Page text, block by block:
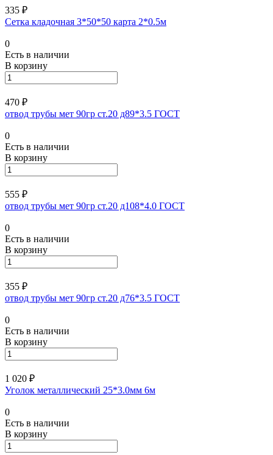
335 ₽
Сетка кладочная 3*50*50 карта 2*0.5м
0
Есть в наличии
В корзину
470 ₽
отвод трубы мет 90гр ст.20 д89*3.5 ГОСТ
0
Есть в наличии
В корзину
555 ₽
отвод трубы мет 90гр ст.20 д108*4.0 ГОСТ
0
Есть в наличии
В корзину
355 ₽
отвод трубы мет 90гр ст.20 д76*3.5 ГОСТ
0
Есть в наличии
В корзину
1 020 ₽
Уголок металлический 25*3.0мм 6м
0
Есть в наличии
В корзину